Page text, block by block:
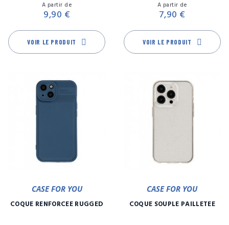
A partir de
9,90 €
VOIR LE PRODUIT
A partir de
7,90 €
VOIR LE PRODUIT
CASE FOR YOU
COQUE RENFORCÉE RUGGED
CASE FOR YOU
COQUE SOUPLE PAILLETÉE